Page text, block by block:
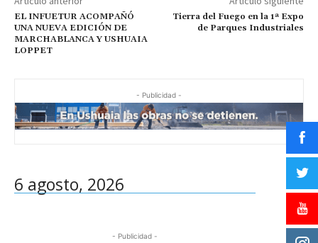
EL INFUETUR ACOMPAÑÓ
UNA NUEVA EDICIÓN DE
MARCHABLANCA Y USHUAIA
LOPPET
Tierra del Fuego en la 1ª Expo
de Parques Industriales
- Publicidad -
6 agosto, 2026
- Publicidad -